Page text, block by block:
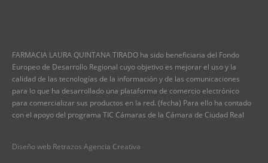
FARMACIA LAURA QUINTANA TIRADO ha sido beneficiaria del Fondo
Europeo de Desarrollo Regional cuyo objetivo es mejorar el uso y la
calidad de las tecnologías de la información y de las comunicaciones
para lo que ha desarrollado una plataforma de comercio electrónico
para comercializar sus productos en la red. (fecha) Para ello ha contado
con el apoyo del programa TIC Cámaras de la Cámara de Ciudad Real
Diseño web Retrazos Agencia Creativa